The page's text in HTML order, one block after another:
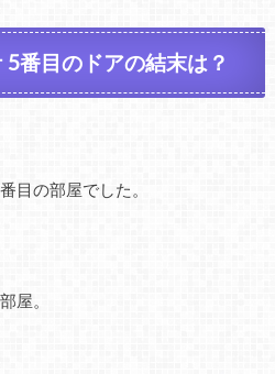
番目のドアの結末は？
目の部屋でした。
屋。